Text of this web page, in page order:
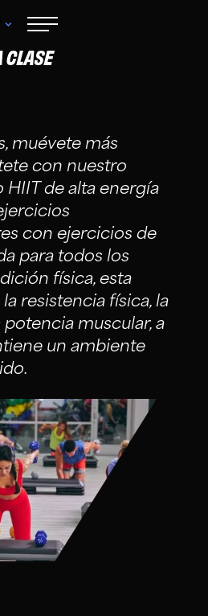
CLASE
muévete más
con nuestro
de alta energía
con ejercicios de
para todos los
física, esta
resistencia física, la
muscular, a
un ambiente